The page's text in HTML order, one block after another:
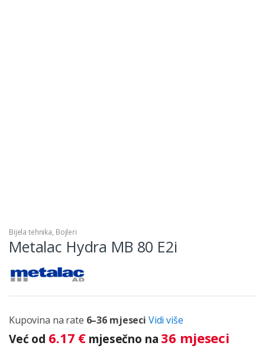
Bijela tehnika, Bojleri
Metalac Hydra MB 80 E2i
Kupovina na rate 6–36 mjeseci Vidi više
Već od 6.17 € mjesečno na 36 mjeseci